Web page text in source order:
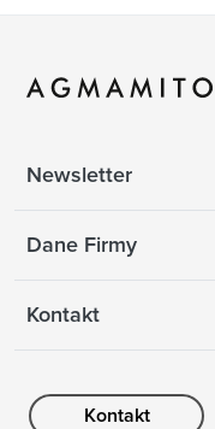
Newsletter
Dane Firmy
Kontakt
Kontakt